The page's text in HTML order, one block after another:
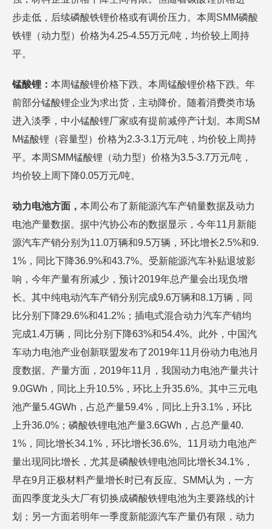
步走低，后续磷酸铁锂价格或有调价压力。本周SMM磷酸
铁锂（动力型）价格为4.25-4.55万元/吨，均价较上周持
平。
锰酸锂： 本周锰酸锂价格下跌。本周锰酸锂价格下跌。年
前部分锰酸锂企业为求出货，主动降价。随着消费类市场
进入淡季，中小锰酸锂厂家或有提前减停产计划。本周SM
M锰酸锂（容量型）价格为2.3-3.1万元/吨，均价较上周持
平。本周SMM锰酸锂（动力型）价格为3.5-3.7万元/吨，
均价较上周下降0.05万元/吨。
动力电池方面， 本周公布了新能源汽车产销量数据及动力
电池产量数据。据中汽协公布的数据显示，今年11月新能
源汽车产销分别为11.0万辆和9.5万辆，环比增长2.5%和9.
1%，同比下降36.9%和43.7%。受新能源汽车补贴退坡影
响，今年产量有所减少，预计2019年总产量会出现负增
长。其中纯电动汽车产销分别完成9.6万辆和8.1万辆，同
比分别下降29.6%和41.2%；插电式混合动力汽车产销均
完成1.4万辆，同比分别下降63%和54.4%。此外，中国汽
车动力电池产业创新联盟发布了2019年11月份动力电池月
度数据。产量方面，2019年11月，我国动力电池产量共计
9.0GWh，同比上升10.5%，环比上升35.6%。其中三元电
池产量5.4GWh，占总产量59.4%，同比上升3.1%，环比
上升36.0%；磷酸铁锂电池产量3.6GWh，占总产量40.
1%，同比增长34.1%，环比增长36.6%。11月动力电池产
量出现同比增长，尤其是磷酸铁锂电池同比增长34.1%，
早在9月正极材料产量增长时已有反应。SMM认为，一方
面四季度龙头大厂有切换成磷酸铁锂电池为主要路线的计
划；另一方面若明年一季度新能源汽车产量仍有限，动力